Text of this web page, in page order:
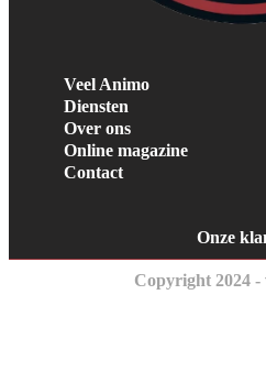
Veel Animo
Diensten
Over ons
Online magazine
Contact
Onze
Copyright 2024 -